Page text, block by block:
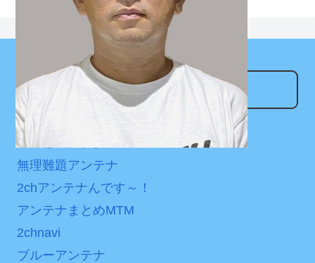
七ツ森りり ご令嬢と召使
いの禁断の恋…1日だけ許さ
れた夫婦としての時間をひ
たすら愛し合う。
Powered by livedoor 相
互RSS
ンディなクリスマスイヴ
2/25(水)
のに、家族が猛反対。家族
から信じられない言葉が飛
び出した… 他
「本気で潰しにきてる」
滝沢秀明の新オーディショ
アンテナサイト
なんでもアンテナ
つべこアンテナ
無理難題アンテナ
2chアンテナんです～！
アンテナまとめMTM
2chnavi
ブルーアンテナ